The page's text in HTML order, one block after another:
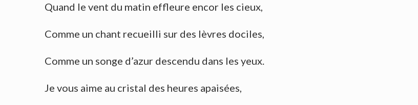
Quand le vent du matin effleure encor les cieux,
Comme un chant recueilli sur des lèvres dociles,
Comme un songe d’azur descendu dans les yeux.
Je vous aime au cristal des heures apaisées,